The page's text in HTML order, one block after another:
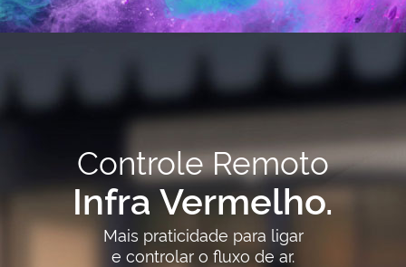
Controle Remoto
Infra Vermelho.
Mais praticidade para ligar
e controlar o fluxo de ar.